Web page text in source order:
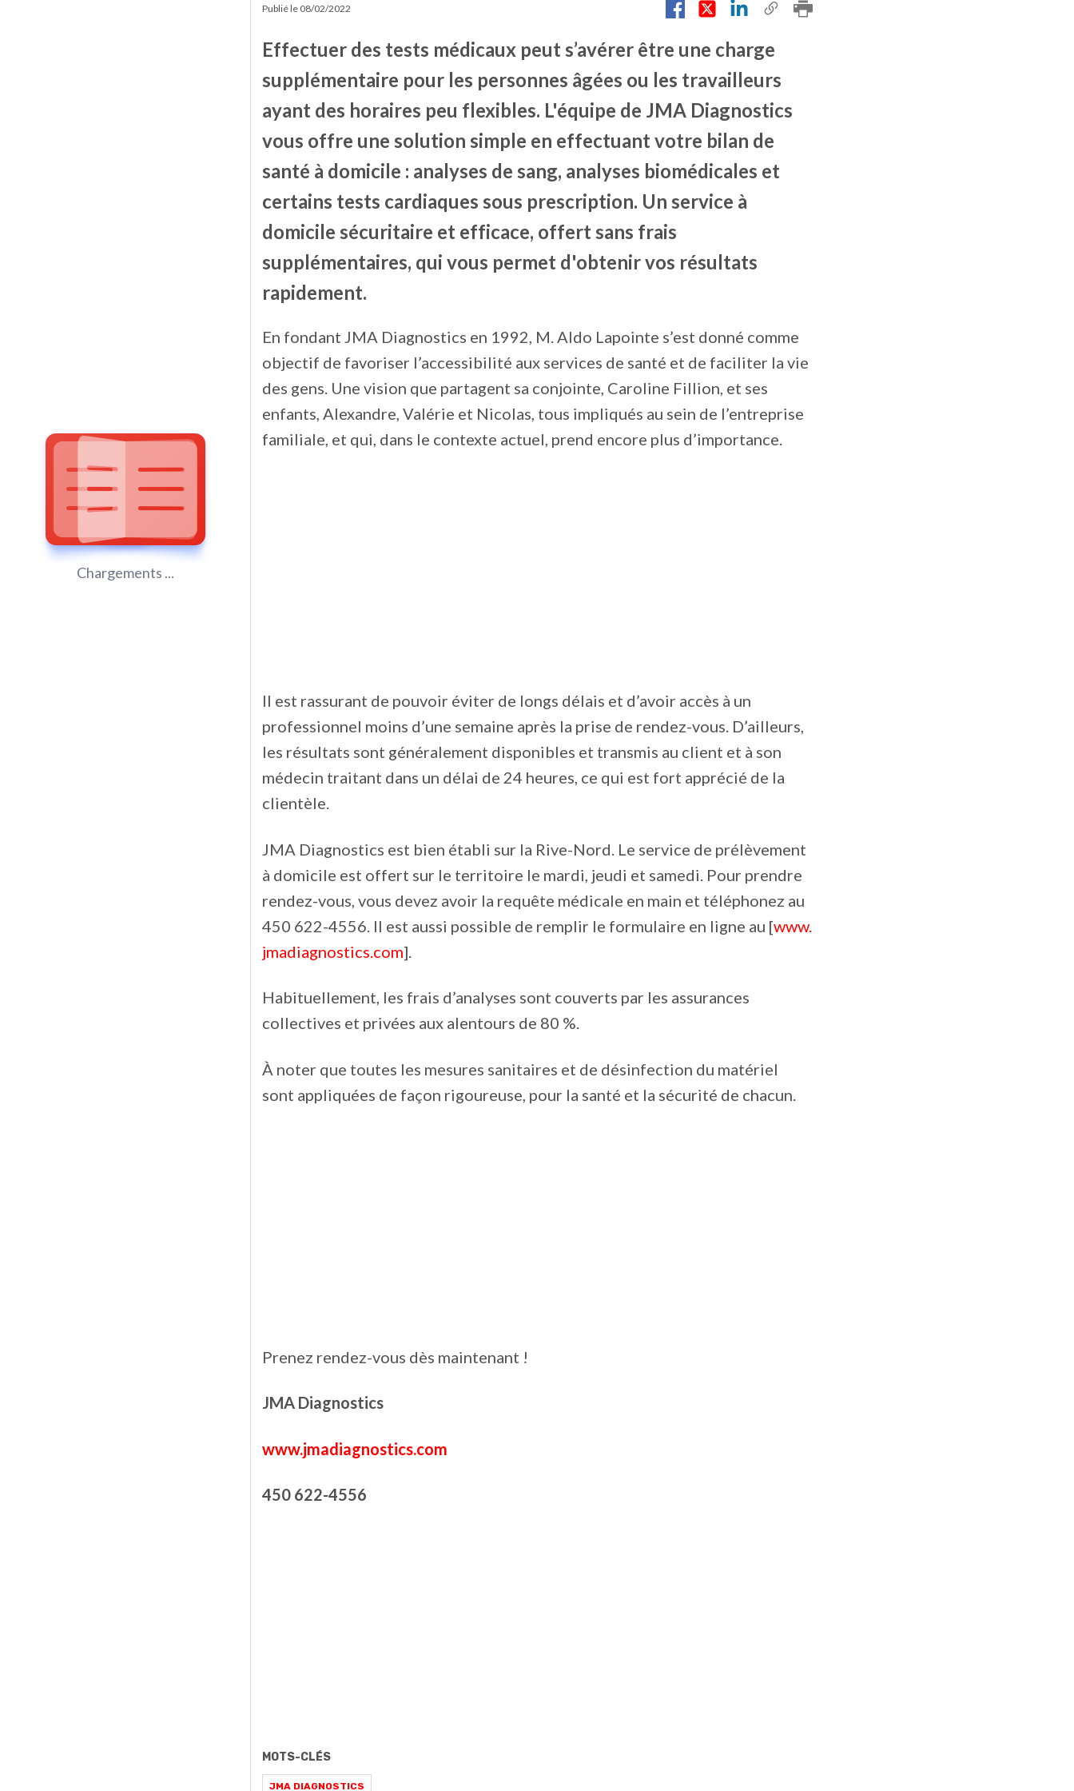
Chargements ...
Publié le 08/02/2022
Effectuer des tests médicaux peut s’avérer être une charge
supplémentaire pour les personnes âgées ou les travailleurs
ayant des horaires peu flexibles. L'équipe de JMA Diagnostics
vous offre une solution simple en effectuant votre bilan de
santé à domicile : analyses de sang, analyses biomédicales et
certains tests cardiaques sous prescription. Un service à
domicile sécuritaire et efficace, offert sans frais
supplémentaires, qui vous permet d'obtenir vos résultats
rapidement.
En fondant JMA Diagnostics en 1992, M. Aldo Lapointe s’est donné comme
objectif de favoriser l’accessibilité aux services de santé et de faciliter la vie
des gens. Une vision que partagent sa conjointe, Caroline Fillion, et ses
enfants, Alexandre, Valérie et Nicolas, tous impliqués au sein de l’entreprise
familiale, et qui, dans le contexte actuel, prend encore plus d’importance.
Il est rassurant de pouvoir éviter de longs délais et d’avoir accès à un
professionnel moins d’une semaine après la prise de rendez-vous. D’ailleurs,
les résultats sont généralement disponibles et transmis au client et à son
médecin traitant dans un délai de 24 heures, ce qui est fort apprécié de la
clientèle.
JMA Diagnostics est bien établi sur la Rive-Nord. Le service de prélèvement
à domicile est offert sur le territoire le mardi, jeudi et samedi. Pour prendre
rendez-vous, vous devez avoir la requête médicale en main et téléphonez au
450 622-4556. Il est aussi possible de remplir le formulaire en ligne au [www.
jmadiagnostics.com].
Habituellement, les frais d’analyses sont couverts par les assurances
collectives et privées aux alentours de 80 %.
À noter que toutes les mesures sanitaires et de désinfection du matériel
sont appliquées de façon rigoureuse, pour la santé et la sécurité de chacun.
Prenez rendez-vous dès maintenant !
JMA Diagnostics
www.jmadiagnostics.com
450 622-4556
MOTS-CLÉS
JMA DIAGNOSTICS